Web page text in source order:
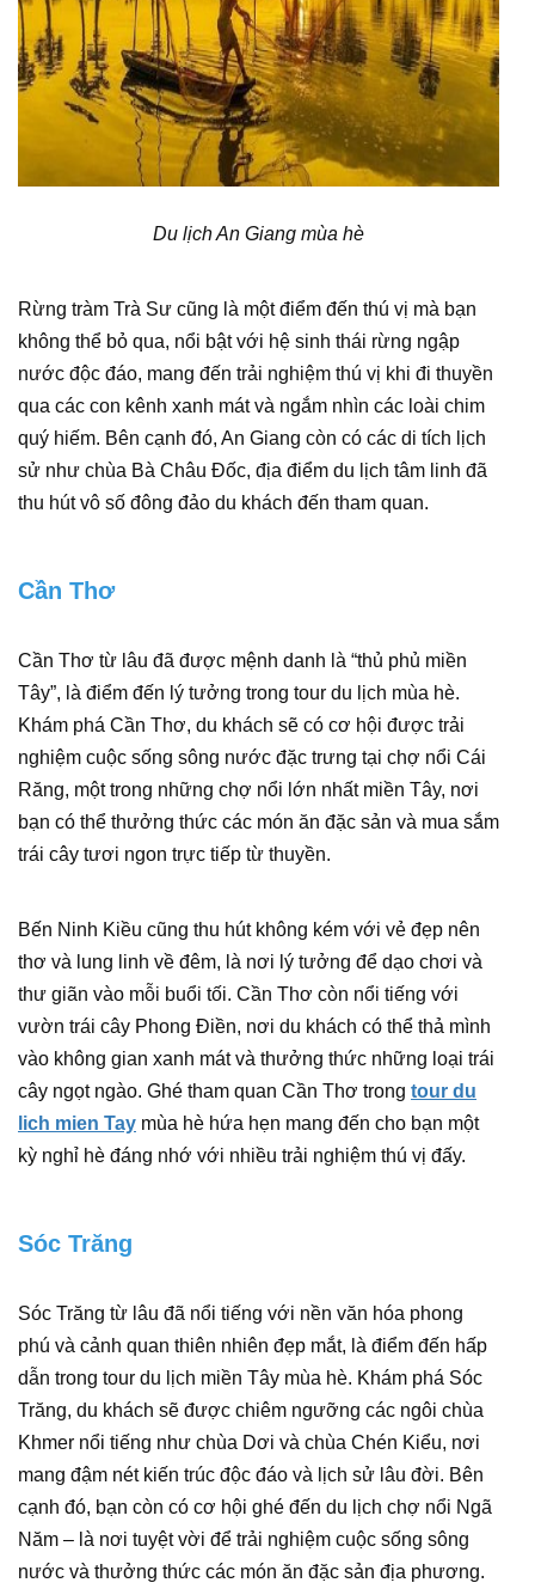
Du lịch An Giang mùa hè
Rừng tràm Trà Sư cũng là một điểm đến thú vị mà bạn
không thể bỏ qua, nổi bật với hệ sinh thái rừng ngập
nước độc đáo, mang đến trải nghiệm thú vị khi đi thuyền
qua các con kênh xanh mát và ngắm nhìn các loài chim
quý hiếm. Bên cạnh đó, An Giang còn có các di tích lịch
sử như chùa Bà Châu Đốc, địa điểm du lịch tâm linh đã
thu hút vô số đông đảo du khách đến tham quan.
Cần Thơ
Cần Thơ từ lâu đã được mệnh danh là “thủ phủ miền
Tây”, là điểm đến lý tưởng trong tour du lịch mùa hè.
Khám phá Cần Thơ, du khách sẽ có cơ hội được trải
nghiệm cuộc sống sông nước đặc trưng tại chợ nổi Cái
Răng, một trong những chợ nổi lớn nhất miền Tây, nơi
bạn có thể thưởng thức các món ăn đặc sản và mua sắm
trái cây tươi ngon trực tiếp từ thuyền.
Bến Ninh Kiều cũng thu hút không kém với vẻ đẹp nên
thơ và lung linh về đêm, là nơi lý tưởng để dạo chơi và
thư giãn vào mỗi buổi tối. Cần Thơ còn nổi tiếng với
vườn trái cây Phong Điền, nơi du khách có thể thả mình
vào không gian xanh mát và thưởng thức những loại trái
cây ngọt ngào. Ghé tham quan Cần Thơ trong tour du
lich mien Tay mùa hè hứa hẹn mang đến cho bạn một
kỳ nghỉ hè đáng nhớ với nhiều trải nghiệm thú vị đấy.
Sóc Trăng
Sóc Trăng từ lâu đã nổi tiếng với nền văn hóa phong
phú và cảnh quan thiên nhiên đẹp mắt, là điểm đến hấp
dẫn trong tour du lịch miền Tây mùa hè. Khám phá Sóc
Trăng, du khách sẽ được chiêm ngưỡng các ngôi chùa
Khmer nổi tiếng như chùa Dơi và chùa Chén Kiểu, nơi
mang đậm nét kiến trúc độc đáo và lịch sử lâu đời. Bên
cạnh đó, bạn còn có cơ hội ghé đến du lịch chợ nổi Ngã
Năm – là nơi tuyệt vời để trải nghiệm cuộc sống sông
nước và thưởng thức các món ăn đặc sản địa phương.